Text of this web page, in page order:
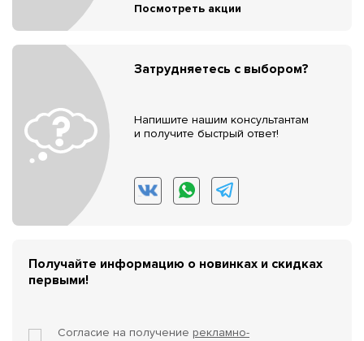
Посмотреть акции
Затрудняетесь с выбором?
Напишите нашим консультантам
и получите быстрый ответ!
Получайте информацию о новинках и скидках
первыми!
Согласие на получение рекламно-